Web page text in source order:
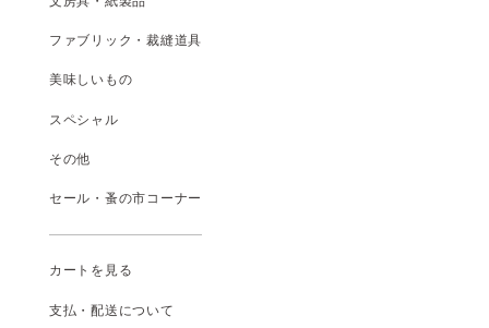
ファブリック・裁縫道具
美味しいもの
スペシャル
その他
セール・蚤の市コーナー
カートを見る
支払 ・配送について